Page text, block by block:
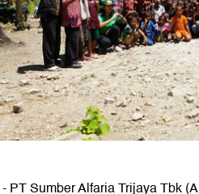
-PT Sumber Alfaria Trijaya Tbk